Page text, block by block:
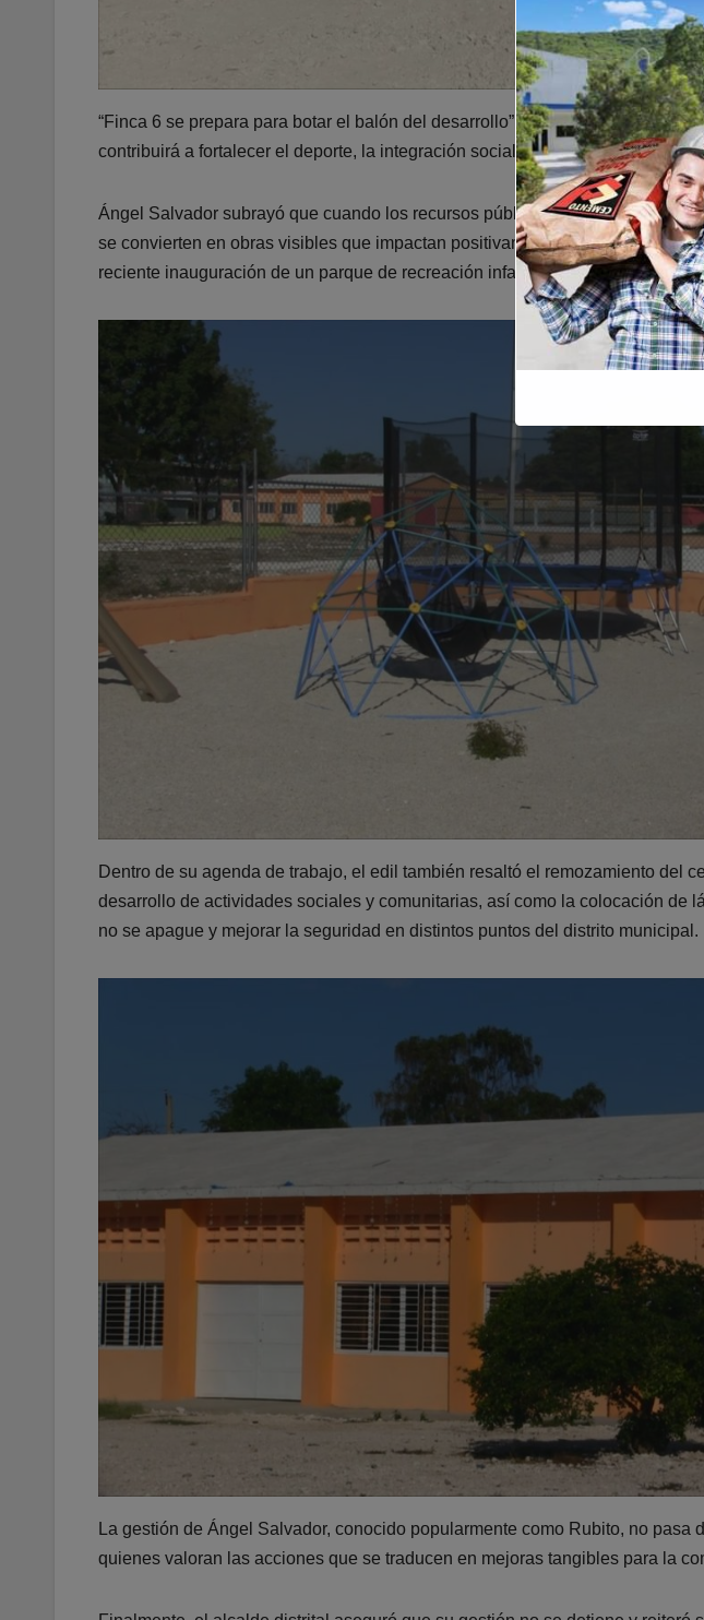
“Finca 6 se prepara para botar el balón del desarrollo”, expresó el alcalde
contribuirá a fortalecer el deporte, la integración social y la convivencia
Ángel Salvador subrayó que cuando los recursos públicos se manejan con
se convierten en obras visibles que impactan positivamente la calidad de
reciente inauguración de un parque de recreación infantil, otra iniciativa
Dentro de su agenda de trabajo, el edil también resaltó el remozamiento del
desarrollo de actividades sociales y comunitarias, así como la colocación de
no se apague y mejorar la seguridad en distintos puntos del distrito municipal.
La gestión de Ángel Salvador, conocido popularmente como Rubito, no pasa
quienes valoran las acciones que se traducen en mejoras tangibles para la